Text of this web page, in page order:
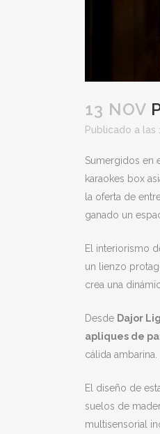
13 NOV
Publicado a las
Sumergidos en
karaokes box
la oferta de
ganado un
El interiorismo
un lienzo
crea una
Desde Dajor
apliques de
cálida ambarina.
El diseño de
suelos de
multisensorial